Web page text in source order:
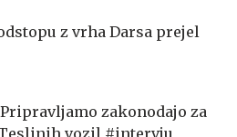
z vrha Darsa prejel
zakonodajo za
vozil #intervju